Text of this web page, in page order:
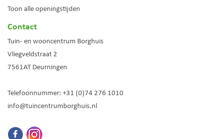
Toon alle openingstijden
Contact
Tuin- en wooncentrum Borghuis
Vliegveldstraat 2
7561AT Deurningen
Telefoonnummer: +31 (0)74 276 1010
info@tuincentrumborghuis.nl